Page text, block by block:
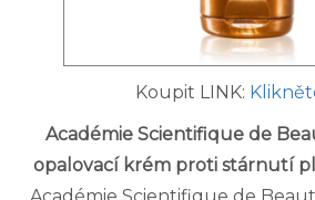
Koupit LINK:
Académie Scientifique de
opalovací krém proti stárnutí